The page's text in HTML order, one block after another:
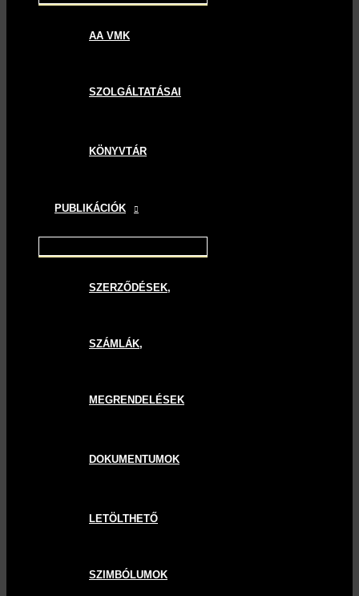
AA VMK
SZOLGÁLTATÁSAI
KÖNYVTÁR
PUBLIKÁCIÓK
SZERZŐDÉSEK,
SZÁMLÁK,
MEGRENDELÉSEK
DOKUMENTUMOK
LETÖLTHETŐ
SZIMBÓLUMOK